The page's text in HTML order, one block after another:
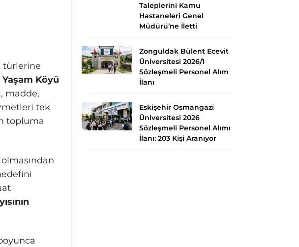
türlerine
Yaşam Köyü
madde,
tek
topluma
Taleplerini Kamu
Hastaneleri Genel
Müdürü’ne İletti
Zonguldak Bülent Ecevit
Üniversitesi 2026/1
Sözleşmeli Personel Alım
İlanı
Eskişehir Osmangazi
Üniversitesi 2026
Sözleşmeli Personel Alımı
İlanı: 203 Kişi Aranıyor